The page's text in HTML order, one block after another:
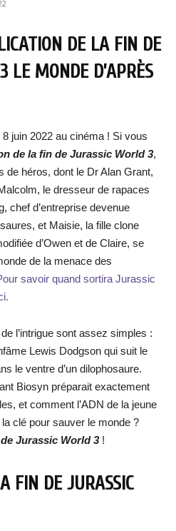
DE LA FIN DE
LE MONDE D’APRÈS
juin 2022 au cinéma ! Si vous
de la fin de Jurassic World 3,
de héros, dont le Dr Alan Grant,
le dresseur de rapaces
chef d’entreprise devenue
et Maisie, la fille clone
d’Owen et de Claire, se
de la menace des
savoir quand sortira Jurassic
l’intrigue sont assez simples :
Lewis Dodgson qui suit le
le ventre d’un dilophosaure.
Biosyn préparait exactement
et comment l’ADN de la jeune
clé pour sauver le monde ?
Jurassic World 3!
FIN DE JURASSIC